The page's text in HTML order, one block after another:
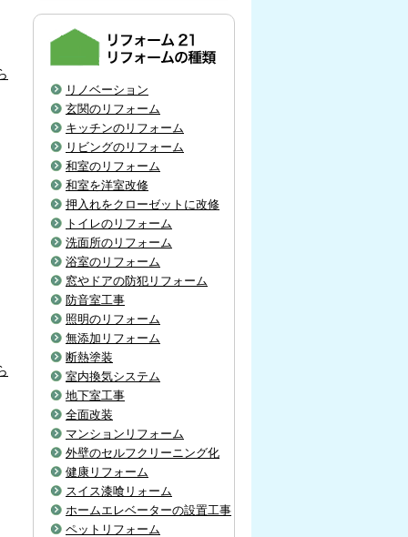
リノベーション
玄関のリフォーム
キッチンのリフォーム
リビングのリフォーム
和室のリフォーム
和室を洋室改修
押入れをクローゼットに改修
トイレのリフォーム
洗面所のリフォーム
浴室のリフォーム
窓やドアの防犯リフォーム
防音室工事
照明のリフォーム
無添加リフォーム
断熱塗装
室内換気システム
地下室工事
全面改装
マンションリフォーム
外壁のセルフクリーニング化
健康リフォーム
スイス漆喰リォーム
ホームエレベーターの設置工事
ペットリフォーム